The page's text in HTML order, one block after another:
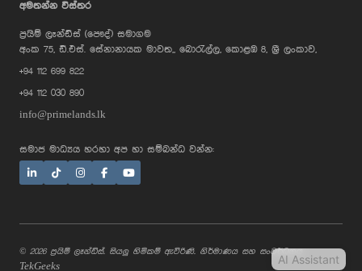
අමතන්න විස්තර
ප්‍රයිම් ලෑන්ඩ්ස් (පෞද්) සමාගම
අංක 75, ඩී.එස්. සේනානායක මාවත,, බොරැල්ල, කොළඹ 8, ශ්‍රී ලංකාව,
+94 112 699 822
+94 112 030 890
info@primelands.lk
සමාජ මාධ්‍යය හරහා අප හා සම්බන්ධ වන්න:
© 2026 ප්‍රයිම් ලෑන්ඩ්ස්. සියලු හිමිකම් ඇවිරිණි. නිර්මාණය සහ සංවර්ධනය
TekGeeks
AI Assistant
Hi, I'm Prime Bee, Your AI